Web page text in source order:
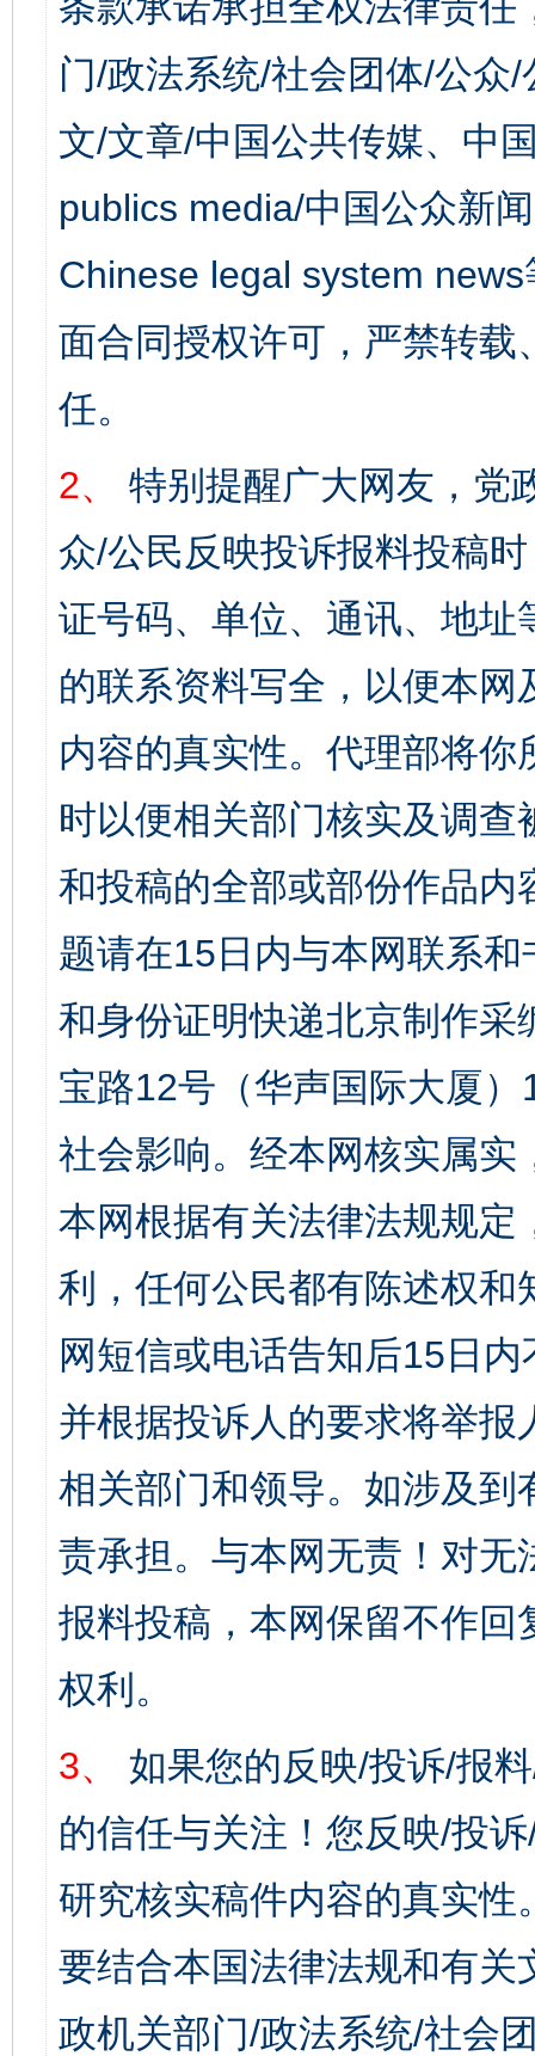
门/政法系统/社会团体/公众
文/文章/中国公共传媒、中
publics media/中国公众新
Chinese legal system
面合同授权许可，严禁转
任。
2、
特别提醒广大网友，党
众/公民反映投诉报料投稿
证号码、单位、通讯、地
的联系资料写全，以便本
内容的真实性。代理部将
时以便相关部门核实及调
和投稿的全部或部份作品
题请在15日内与本网联系
和身份证明快递北京制作
宝路12号（华声国际大厦
社会影响。经本网核实属
本网根据有关法律法规规
利，任何公民都有陈述权
网短信或电话告知后15日
并根据投诉人的要求将举
相关部门和领导。如涉及
责承担。与本网无责！对
报料投稿，本网保留不作
权利。
3、
如果您的反映/投诉/报
的信任与关注！您反映/投
研究核实稿件内容的真实
要结合本国法律法规和有关
政机关部门/政法系统/社会